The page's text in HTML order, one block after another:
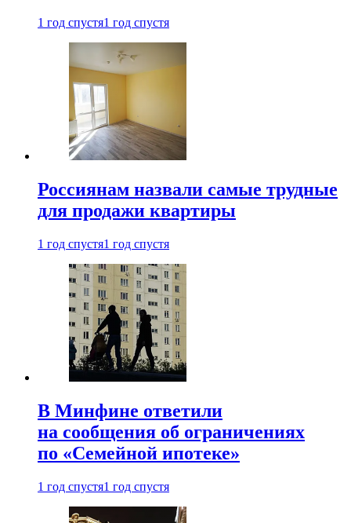
1 год спустя1 год спустя
Россиянам назвали самые трудные
для продажи квартиры
1 год спустя1 год спустя
В Минфине ответили
на сообщения об ограничениях
по «Семейной ипотеке»
1 год спустя1 год спустя